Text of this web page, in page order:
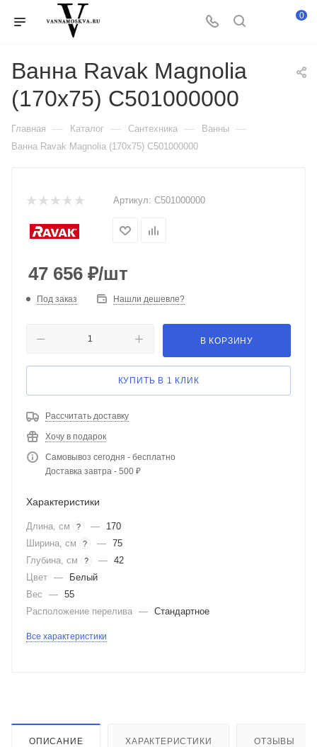
0
Ванна Ravak Magnolia
(170x75) C501000000
Главная — Каталог — Сантехника — Ванны —
Ванна Ravak Magnolia (170x75) C501000000
Артикул: C501000000
47 656 ₽/шт
Под заказ Нашли дешевле?
В КОРЗИНУ
КУПИТЬ В 1 КЛИК
Рассчитать доставку
Хочу в подарок
Самовывоз сегодня - бесплатно
Доставка завтра - 500 ₽
Характеристики
Длина, см ? —
170
Ширина, см
? — 75
Глубина, см
? — 42
Цвет —
Белый
Вес
— 55
Расположение перелива — Стандартное
Все характеристики
ОПИСАНИЕ ХАРАКТЕРИСТИКИ ОТЗЫВЫ